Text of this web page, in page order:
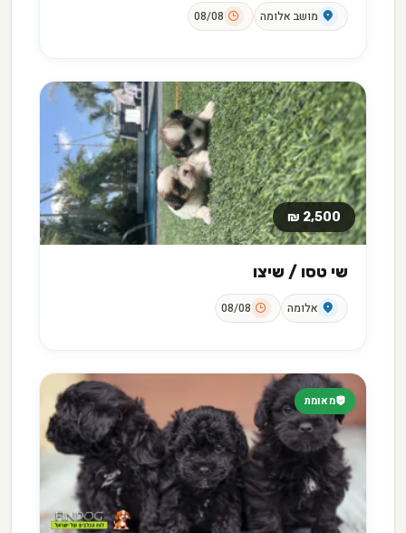
מושב אלומה 08/08
2,500 ₪
שי טסו / שיצו
אלומה 08/08
מאומת